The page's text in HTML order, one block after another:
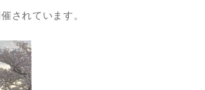
されています。